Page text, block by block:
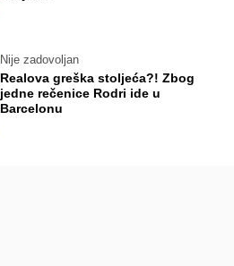
Nije zadovoljan
Realova greška stoljeća?! Zbog
jedne rečenice Rodri ide u
Barcelonu